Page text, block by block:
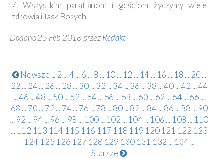
7. Wszystkim parafianom i gościom życzymy wiele
zdrowia i łask Bożych
Dodano 25 Feb 2018 przezRedakt
Nowsze ... 2 ...4 ... 6 ... 8 ... 10 ... 12 ... 14 ... 16 ... 18 ... 20 ...
22 ... 24 ... 26 ... 28 ... 30 ... 32 ... 34 ... 36 ... 38 ...40 ...42 ...44
...46 ...48 ... 50... 52 ... 54 ... 56 ... 58 ...60...62 ...64 ...66 ...
68 ... 70 ... 72 ... 74 ... 76 ... 78 ... 80 ... 82 ... 84 ... 86 ... 88 ... 90
... 92 ... 94 ... 96 ... 98 ... 100 ... 102 ... 104 ... 106 ... 108 ... 110
... 112 113 114 115 116 117 118 119 120 121 122 123
124 125 126 127 128 129 130 131 132 ... 134 ...
Starsze